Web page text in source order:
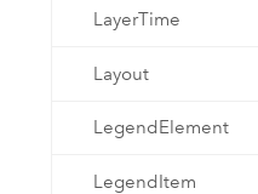
LayerTime
Layout
LegendElement
LegendItem